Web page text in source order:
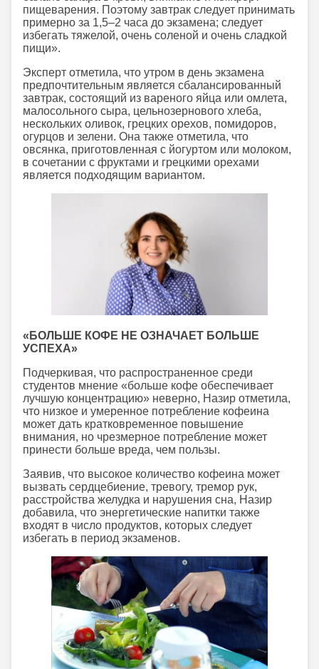
пищеварения. Поэтому завтрак следует принимать
примерно за 1,5–2 часа до экзамена; следует
избегать тяжелой, очень соленой и очень сладкой
пищи».
Эксперт отметила, что утром в день экзамена
предпочтительным является сбалансированный
завтрак, состоящий из вареного яйца или омлета,
малосольного сыра, цельнозернового хлеба,
нескольких оливок, грецких орехов, помидоров,
огурцов и зелени. Она также отметила, что
овсянка, приготовленная с йогуртом или молоком,
в сочетании с фруктами и грецкими орехами
является подходящим вариантом.
«БОЛЬШЕ КОФЕ НЕ ОЗНАЧАЕТ БОЛЬШЕ
УСПЕХА»
Подчеркивая, что распространенное среди
студентов мнение «больше кофе обеспечивает
лучшую концентрацию» неверно, Назир отметила,
что низкое и умеренное потребление кофеина
может дать кратковременное повышение
внимания, но чрезмерное потребление может
принести больше вреда, чем пользы.
Заявив, что высокое количество кофеина может
вызвать сердцебиение, тревогу, тремор рук,
расстройства желудка и нарушения сна, Назир
добавила, что энергетические напитки также
входят в число продуктов, которых следует
избегать в период экзаменов.